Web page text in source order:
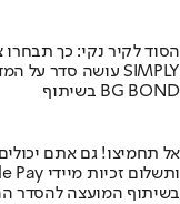
הסוד לקיר נקי: כך
מומחה BG BOND עושה סדר על המדפים ומציג את מותג הצבע SIMPLY
בשיתוף BG BOND
אל תחמיצו! גם אתם
יחסי הימור משופרים, הפקדות ב-Apple Pay ותשלום זכיות מיידי
בשיתוף המועצה להסדר